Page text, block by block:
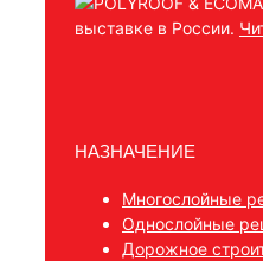
выставке в России.
НАЗНАЧЕНИЕ
Многослойные
Однослойные
Дорожное